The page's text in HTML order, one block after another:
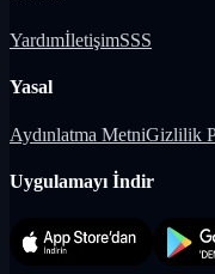
YardımİletişimSSS
Yasal
Aydınlatma MetniGizlilik
Uygulamayı İndir